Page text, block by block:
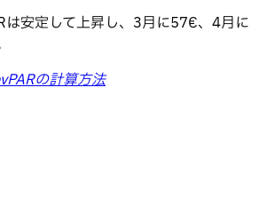
は安定して上昇し、3月に57€、4月に
の計算方法